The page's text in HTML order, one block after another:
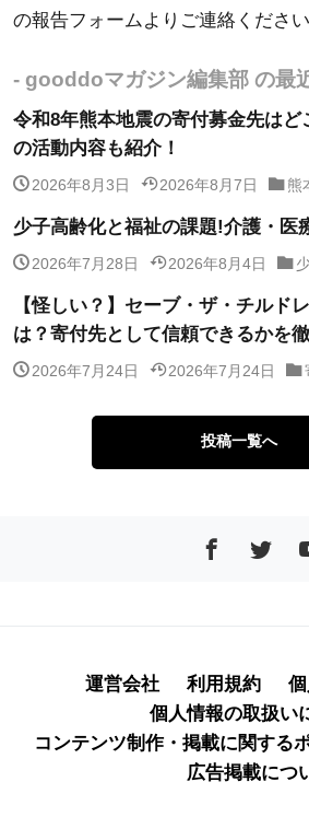
の報告フォームよりご連絡ください
- gooddoマガジン編集部 の最
令和8年熊本地震の寄付募金先はど
の活動内容も紹介！
2026年8月3日 2026年8月7日 熊
少子高齢化と福祉の課題!介護・医
2026年7月28日 2026年8月4日
【怪しい？】セーブ・ザ・チルド
は？寄付先として信頼できるかを
2026年7月24日 2026年7月24日
投稿一覧へ
運営会社 利用規約
個人情報の取扱い
コンテンツ制作・掲載に関する
広告掲載につ